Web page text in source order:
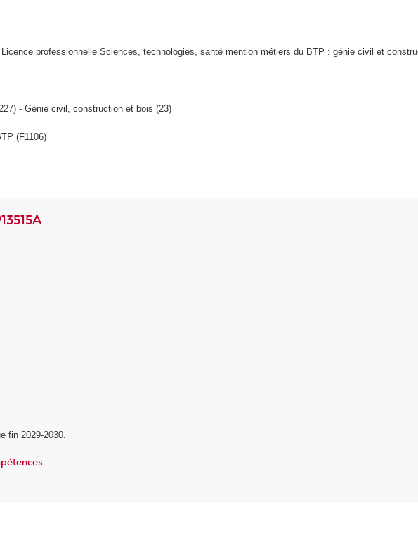
Licence professionnelle Sciences, technologies, santé mention métiers du BTP : génie civil et
- Génie civil, construction et bois (23)
(F1106)
fin 2029-2030.